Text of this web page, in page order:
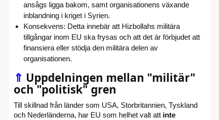
ansågs ligga bakom, samt organisationens växande
inblandning i kriget i Syrien.
Konsekvens: Detta innebär att Hizbollahs militära
tillgångar inom EU ska frysas och att det är förbjudet att
finansiera eller stödja den militära delen av
organisationen.
⇑ Uppdelningen mellan "militär"
och "politisk" gren
Till skillnad från länder som USA, Storbritannien, Tyskland
och Nederländerna, har EU som helhet valt att inte